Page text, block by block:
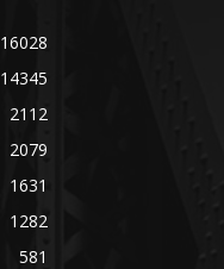
16028
14345
2112
2079
1631
1282
581